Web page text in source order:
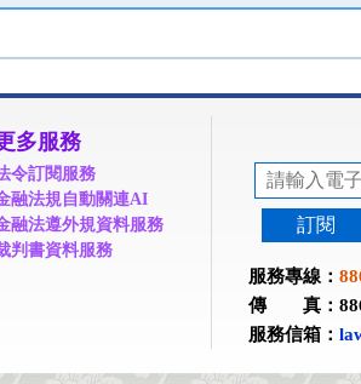
多服務
令訂閱服務
融法規自動關連AI
融法遵外規資料服務
判書資料服務
訂閱
服務專線：
傳 真：
服務信箱：